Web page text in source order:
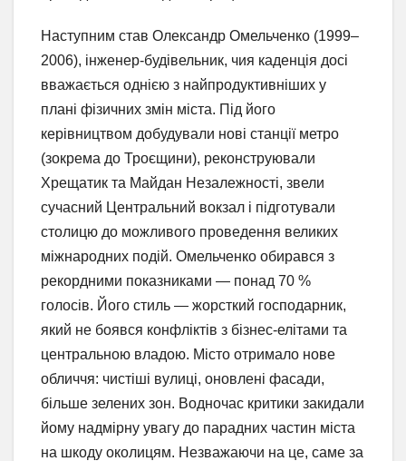
Наступним став Олександр Омельченко (1999–
2006), інженер-будівельник, чия каденція досі
вважається однією з найпродуктивніших у
плані фізичних змін міста. Під його
керівництвом добудували нові станції метро
(зокрема до Троєщини), реконструювали
Хрещатик та Майдан Незалежності, звели
сучасний Центральний вокзал і підготували
столицю до можливого проведення великих
міжнародних подій. Омельченко обирався з
рекордними показниками — понад 70 %
голосів. Його стиль — жорсткий господарник,
який не боявся конфліктів з бізнес-елітами та
центральною владою. Місто отримало нове
обличчя: чистіші вулиці, оновлені фасади,
більше зелених зон. Водночас критики закидали
йому надмірну увагу до парадних частин міста
на шкоду околицям. Незважаючи на це, саме за